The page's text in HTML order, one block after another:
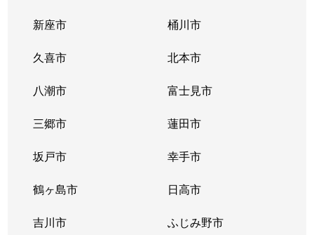
新座市 桶川市
久喜市 北本市
八潮市 富士見市
三郷市 蓮田市
坂戸市 幸手市
鶴ヶ島市 日高市
吉川市 ふじみ野市